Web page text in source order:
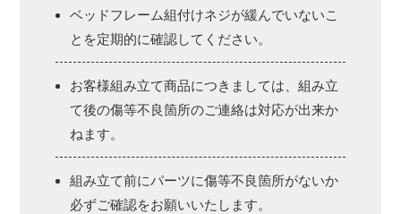
ベッドフレーム組付けネジが緩んでいないこ
とを定期的に確認してください。
お客様組み立て商品につきましては、組み立
て後の傷等不良箇所のご連絡は対応が出来か
ねます。
組み立て前にパーツに傷等不良箇所がないか
必ずご確認をお願いいたします。